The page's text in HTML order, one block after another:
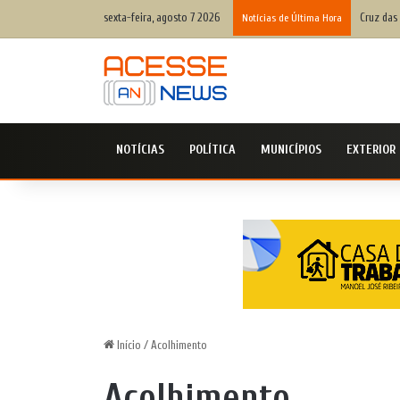
sexta-feira, agosto 7 2026 Notícias de Última Hora Cruz
NOTÍCIAS POLÍTICA MUNICÍPIOS EXTERIOR
Início / Acolhimento